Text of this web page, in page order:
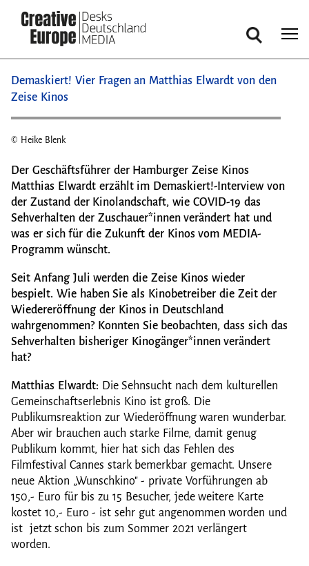
zum
Inhalt
Suche
Demaskiert! Vier Fragen an Matthias Elwardt von den
Zeise Kinos
© Heike Blenk
Der Geschäftsführer der Hamburger Zeise Kinos
Matthias Elwardt erzählt im Demaskiert!-Interview von
der Zustand der Kinolandschaft, wie COVID-19 das
Sehverhalten der Zuschauer*innen verändert hat und
was er sich für die Zukunft der Kinos vom MEDIA-
Programm wünscht.
Seit Anfang Juli werden die Zeise Kinos wieder
bespielt. Wie haben Sie als Kinobetreiber die Zeit der
Wiedereröffnung der Kinos in Deutschland
wahrgenommen? Konnten Sie beobachten, dass sich das
Sehverhalten bisheriger Kinogänger*innen verändert
hat?
Matthias Elwardt: Die Sehnsucht nach dem kulturellen
Gemeinschaftserlebnis Kino ist groß. Die
Publikumsreaktion zur Wiederöffnung waren wunderbar.
Aber wir brauchen auch starke Filme, damit genug
Publikum kommt, hier hat sich das Fehlen des
Filmfestival Cannes stark bemerkbar gemacht. Unsere
neue Aktion „Wunschkino" - private Vorführungen ab
150,- Euro für bis zu 15 Besucher, jede weitere Karte
kostet 10,- Euro - ist sehr gut angenommen worden und
ist jetzt schon bis zum Sommer 2021 verlängert
worden.